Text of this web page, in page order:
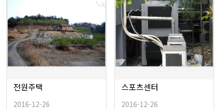
전원주택
2016-12-26
스포츠센터
2016-12-26